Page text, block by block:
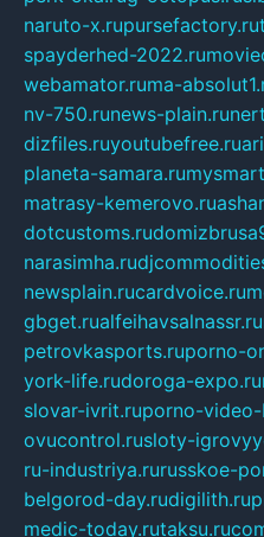
naruto-x.rupursefactory.ru
spayderhed-2022.ru
webamator.ruma-
nv-750.runews-plain.ru
dizfiles.ruyoutubefree.ru
planeta-samara.ru
matrasy-kemerovo.ru
dotcustoms.ru
narasimha.ru
newsplain.rucardvoice.ru
gbget.rualfeihavsalnassr.ru
petrovkasports.ruporno-
york-life.rudoroga-expo.ru
slovar-ivrit.ruporno-
ovucontrol.rusloty-
ru-industriya.rurusskoe-
belgorod-day.rudigilith.ru
medic-today.rutaksu.ru